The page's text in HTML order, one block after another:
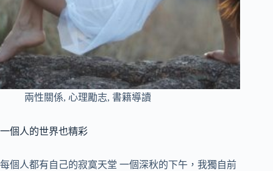
兩性關係, 心理勵志, 書籍導讀
一個人的世界也精彩
每個人都有自己的寂寞天堂 一個深秋的下午，我獨自前